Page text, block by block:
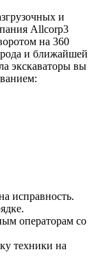
и
Allcorp3
на 360
и ближайшей
экскаваторы вы
исправность.
операторам со
техники на